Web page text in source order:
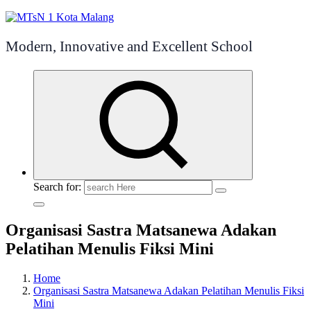
Modern, Innovative and Excellent School
Search for:
Organisasi Sastra Matsanewa Adakan
Pelatihan Menulis Fiksi Mini
Home
Organisasi Sastra Matsanewa Adakan Pelatihan Menulis Fiksi
Mini